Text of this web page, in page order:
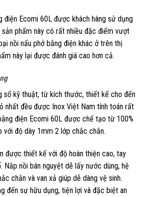
điện Ecomi 60L được khách hàng sử dụng
sản phẩm này có rất nhiều đặc điểm vượt
nồi nấu phở bằng điện khác ở trên thị
này lại được đánh giá cao hơn cả.
số kỹ thuật, từ kích thước, thiết kế cho đến
nhất đều được Inox Việt Nam tính toán rất
điện Ecomi 60L được chế tạo từ 100%
với độ dày 1mm 2 lớp chắc chắn.
được thiết kế với độ hoàn thiện cao, tay
Nắp nồi bán nguyệt dễ lấy nước dùng, hệ
chắn và van xả giúp dễ dàng vệ sinh.
đến sự hữu dụng, tiện lợi và đặc biệt an